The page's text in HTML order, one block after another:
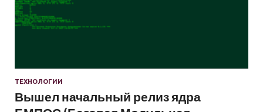
ТЕХНОЛОГИИ
Вышел начальный релиз ядра